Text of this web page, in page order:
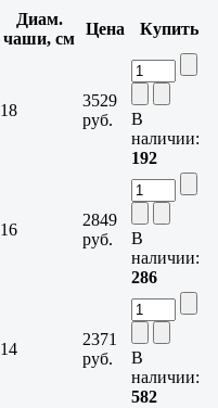
Диам.
чаши, см
Цена Купить
18
3529
руб.
В
наличии:
192
16
2849
руб.
В
наличии:
286
14
2371
руб.
В
наличии:
582